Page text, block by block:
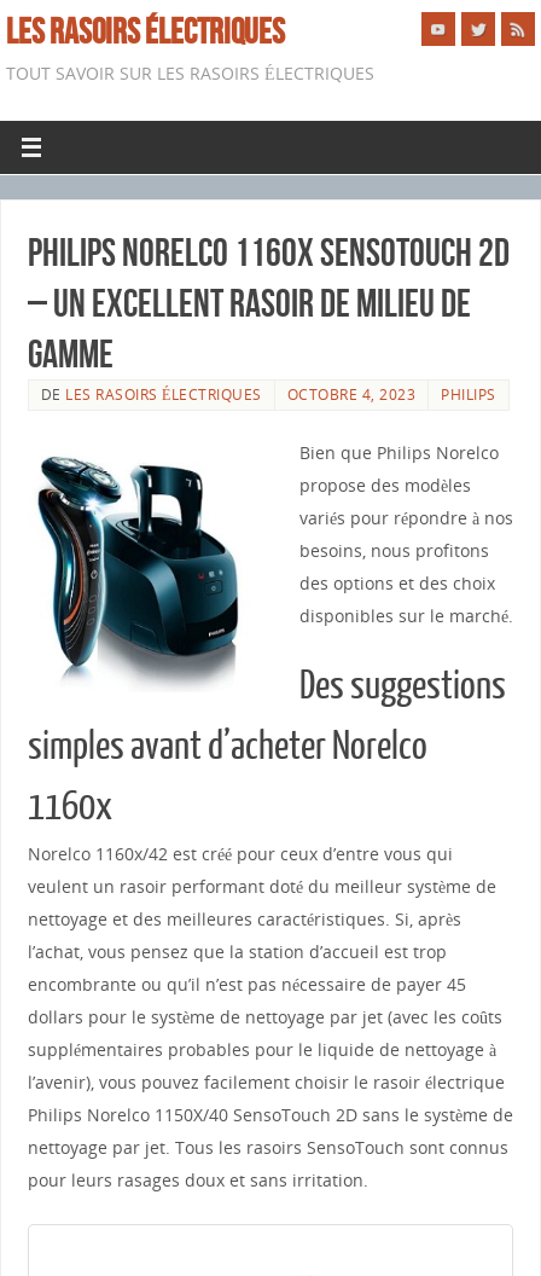
LES RASOIRS ÉLECTRIQUES
TOUT SAVOIR SUR LES RASOIRS ÉLECTRIQUES
Philips Norelco 1160X SensoTouch 2D
– Un excellent rasoir de milieu de
gamme
DE LES RASOIRS ÉLECTRIQUES OCTOBRE 4, 2023 PHILIPS
Bien que Philips Norelco
propose des modèles
variés pour répondre à nos
besoins, nous profitons
des options et des choix
disponibles sur le marché.
Des suggestions
simples avant d’acheter Norelco
1160x
Norelco 1160x/42 est créé pour ceux d’entre vous qui
veulent un rasoir performant doté du meilleur système de
nettoyage et des meilleures caractéristiques. Si, après
l’achat, vous pensez que la station d’accueil est trop
encombrante ou qu’il n’est pas nécessaire de payer 45
dollars pour le système de nettoyage par jet (avec les coûts
supplémentaires probables pour le liquide de nettoyage à
l’avenir), vous pouvez facilement choisir le rasoir électrique
Philips Norelco 1150X/40 SensoTouch 2D sans le système de
nettoyage par jet. Tous les rasoirs SensoTouch sont connus
pour leurs rasages doux et sans irritation.